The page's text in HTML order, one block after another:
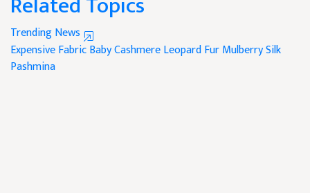
Trending News
Expensive FabricBaby CashmereLeopard FurMulberry Silk
Pashmina